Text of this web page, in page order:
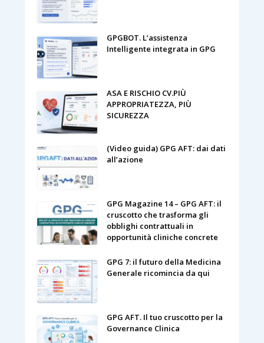
GPGBOT. L’assistenza
Intelligente integrata in GPG
ASA E RISCHIO CV.PIÙ
APPROPRIATEZZA, PIÙ
SICUREZZA
(Video guida) GPG AFT: dai dati
all’azione
GPG Magazine 14 – GPG AFT: il
cruscotto che trasforma gli
obblighi contrattuali in
opportunità cliniche concrete
GPG 7: il futuro della Medicina
Generale ricomincia da qui
GPG AFT. Il tuo cruscotto per la
Governance Clinica